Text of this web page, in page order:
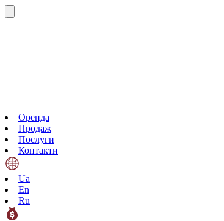
Оренда
Продаж
Послуги
Контакти
Ua
En
Ru